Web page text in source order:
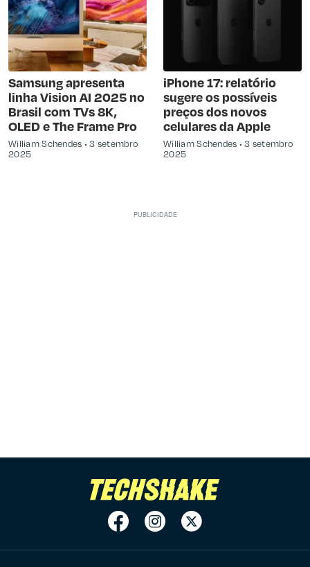
Samsung apresenta
linha Vision AI 2025 no
Brasil com TVs 8K,
OLED e The Frame Pro
William Schendes
3 setembro
2025
iPhone 17: relatório
sugere os possíveis
preços dos novos
celulares da Apple
William Schendes
3 setembro
2025